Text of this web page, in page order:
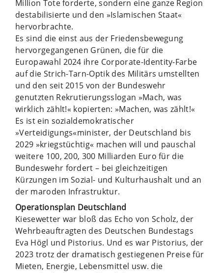
Million Tote forderte, sondern eine ganze Region
destabilisierte und den »Islamischen Staat«
hervorbrachte.
Es sind die einst aus der Friedensbewegung
hervorgegangenen Grünen, die für die
Europawahl 2024 ihre Corporate-Identity-Farbe
auf die Strich-Tarn-Optik des Militärs umstellten
und den seit 2015 von der Bundeswehr
genutzten Rekrutierungsslogan »Mach, was
wirklich zählt!« kopierten: »Machen, was zählt!«
Es ist ein sozialdemokratischer
»Verteidigungs«minister, der Deutschland bis
2029 »kriegstüchtig« machen will und pauschal
weitere 100, 200, 300 Milliarden Euro für die
Bundeswehr fordert – bei gleichzeitigen
Kürzungen im Sozial- und Kulturhaushalt und an
der maroden Infrastruktur.
Operationsplan Deutschland
Kiesewetter war bloß das Echo von Scholz, der
Wehrbeauftragten des Deutschen Bundestags
Eva Högl und Pistorius. Und es war Pistorius, der
2023 trotz der dramatisch gestiegenen Preise für
Mieten, Energie, Lebensmittel usw. die